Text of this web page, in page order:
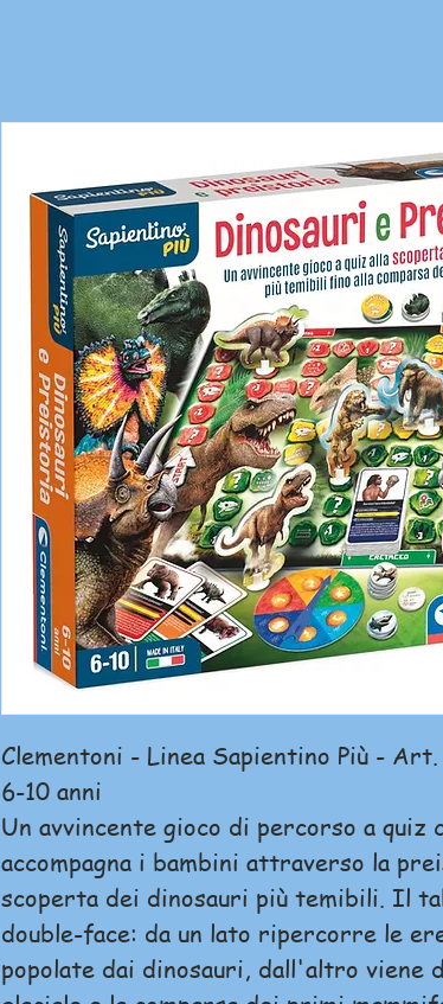
Clementoni - Linea Sapientino Più -
6-10 anni
Un avvincente gioco di percorso a quiz
accompagna i bambini attraverso la
scoperta dei dinosauri più temibili. Il
double-face: da un lato ripercorre le
popolate dai dinosauri, dall'altro viene